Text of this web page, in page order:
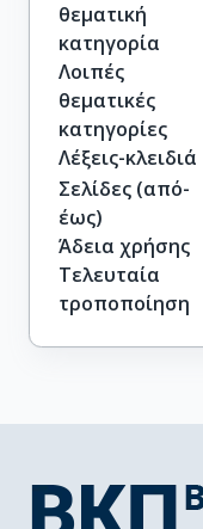
θεματική
κατηγορία
Λοιπές
θεματικές
κατηγορίες
Λέξεις-κλειδιά
Σελίδες (από-
έως)
Άδεια χρήσης
Τελευταία
τροποποίηση